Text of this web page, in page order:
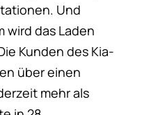
Und
wird das Laden
Kunden des Kia-
über einen
mehr als